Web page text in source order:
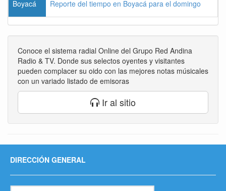
Boyacá Reporte del tiempo en Boyacá para el domingo
Conoce el sistema radial Online del Grupo Red Andina
Radio & TV. Donde sus selectos oyentes y visitantes
pueden complacer su oido con las mejores notas músicales
con un variado listado de emisoras
Ir al sitio
DIRECCIÓN GENERAL